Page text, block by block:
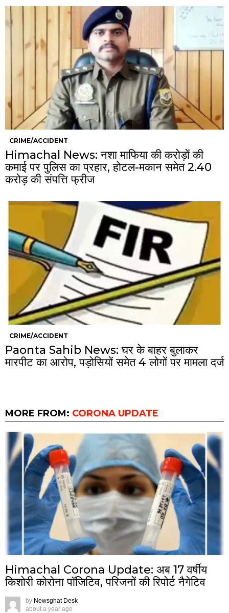
CRIME/ACCIDENT
Himachal News: नशा माफिया की करोड़ों की
कमाई पर पुलिस का प्रहार, होटल-मकान समेत 2.40
करोड़ की संपत्ति फ्रीज
CRIME/ACCIDENT
Paonta Sahib News: घर के बाहर बुलाकर
मारपीट का आरोप, पड़ोसियों समेत 4 लोगों पर मामला दर्ज
MORE FROM: CORONA UPDATE
Himachal Corona Update: अब 17 वर्षीय
किशोरी कोरोना पॉजिटिव, परिजनों की रिपोर्ट नैगेटिव
by Newsghat Desk
about a year ago